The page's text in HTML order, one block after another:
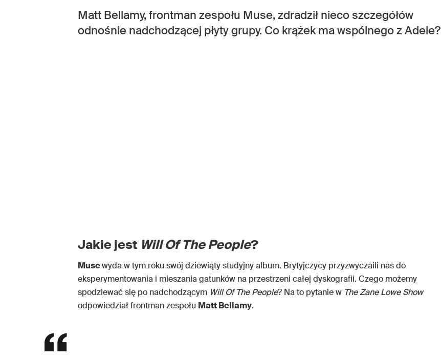
Matt Bellamy, frontman zespołu Muse, zdradził nieco szczegółów
odnośnie nadchodzącej płyty grupy. Co krążek ma wspólnego z Adele?
Jakie jest Will Of The People?
Musewyda w tym roku swój dziewiąty studyjny album. Brytyjczycy przyzwyczaili nas do
eksperymentowania i mieszania gatunków na przestrzeni całej dyskografii. Czego możemy
spodziewać się po nadchodzącym Will Of The People? Na to pytanie w The Zane Lowe Show
odpowiedział frontman zespołu Matt Bellamy.